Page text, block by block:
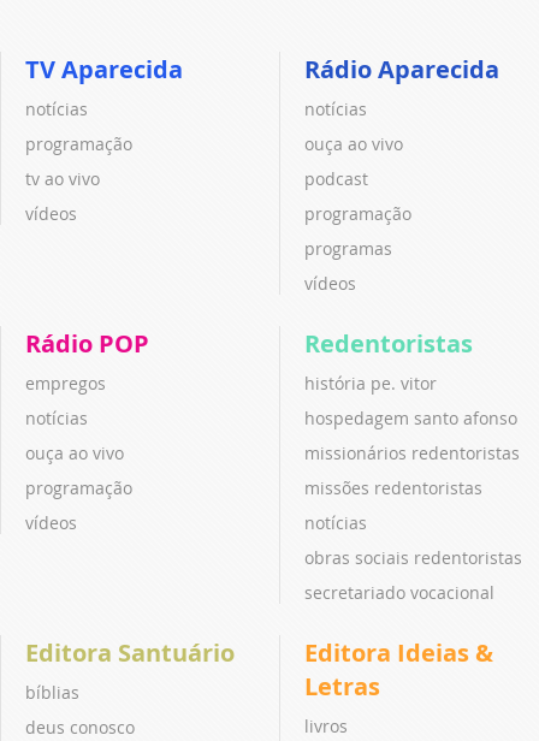
TV Aparecida
notícias
programação
tv ao vivo
vídeos
Rádio Aparecida
notícias
ouça ao vivo
podcast
programação
programas
vídeos
Rádio POP
empregos
notícias
ouça ao vivo
programação
vídeos
Redentoristas
história pe. vitor
hospedagem santo afonso
missionários redentoristas
missões redentoristas
notícias
obras sociais redentoristas
secretariado vocacional
Editora Santuário
bíblias
deus conosco
Editora Ideias &
Letras
livros